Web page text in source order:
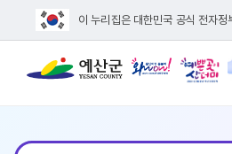
이 누리집은 대한민국 공식 전자정
통합